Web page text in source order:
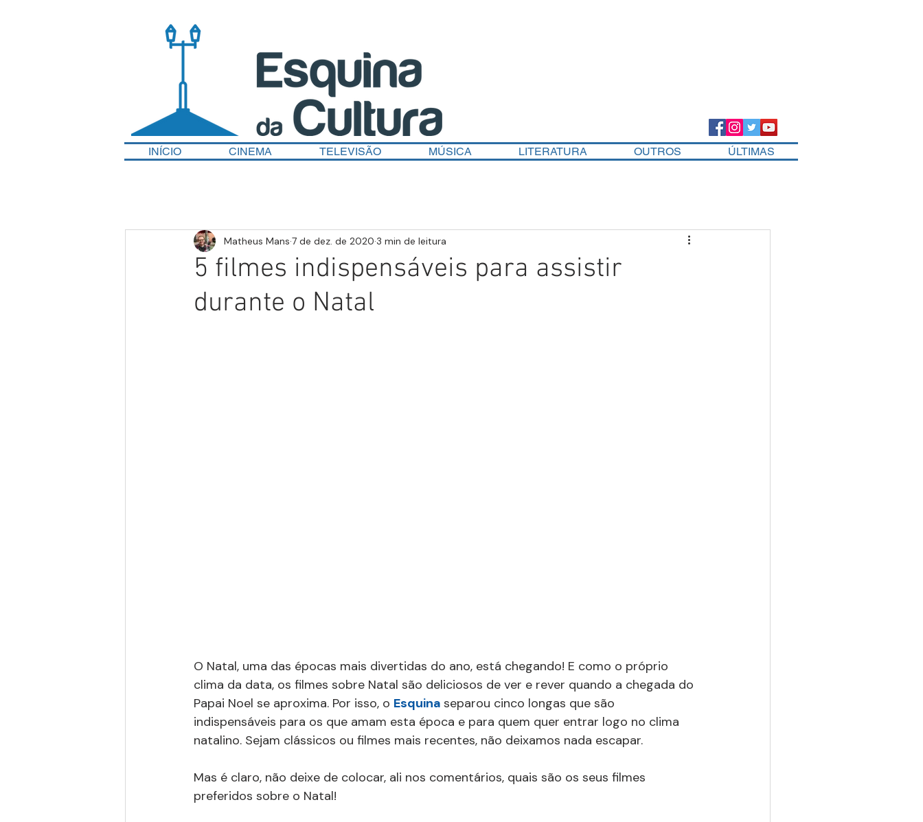
INÍCIO CINEMA TELEVISÃO MÚSICA LITERATURA OUTROS ÚLTIMAS
5 filmes indispensáveis para assistir
durante o Natal
Matheus Mans 7 de dez. de 2020 3 min de leitura
O Natal, uma das épocas mais divertidas do ano, está chegando! E como o próprio
clima da data, os filmes sobre Natal são deliciosos de ver e rever quando a chegada do
Papai Noel se aproxima. Por isso, o Esquina separou cinco longas que são
indispensáveis para os que amam esta época e para quem quer entrar logo no clima
natalino. Sejam clássicos ou filmes mais recentes, não deixamos nada escapar.
Mas é claro, não deixe de colocar, ali nos comentários, quais são os seus filmes
preferidos sobre o Natal!